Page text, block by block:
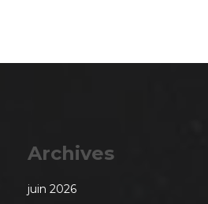
Archives
juin 2026